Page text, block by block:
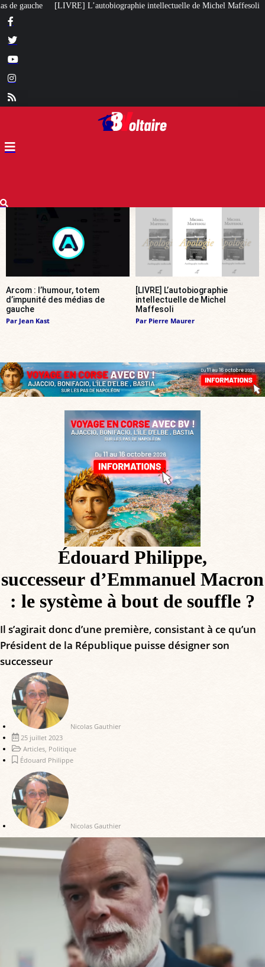
intellectuelle de Michel Maffesoli Pour regagner son influence en
Arcom : l’humour, totem
d’impunité des médias de
gauche
Par Jean Kast
[LIVRE] L’autobiographie
intellectuelle de Michel
Maffesoli
Par Pierre Maurer
Édouard Philippe,
successeur d’Emmanuel Macron
: le système à bout de souffle ?
Il s’agirait donc d’une première, consistant à ce qu’un
Président de la République puisse désigner son
successeur
Nicolas Gauthier
25 juillet 2023
Articles Politique
Édouard Philippe
Nicolas Gauthier